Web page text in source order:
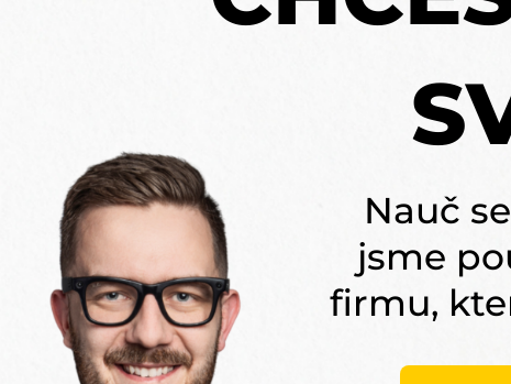
Nauč
jsme
firmu,